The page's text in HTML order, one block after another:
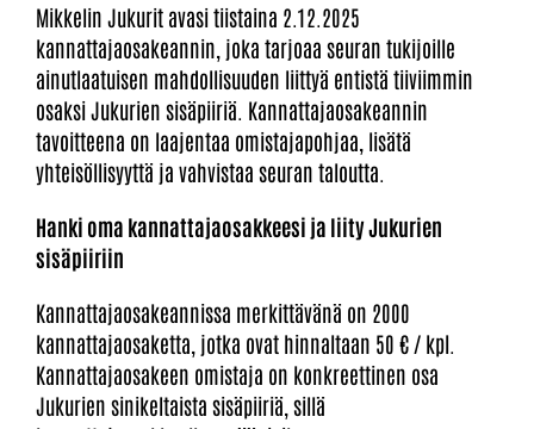
Mikkelin Jukurit avasi tiistaina 2.12.2025
kannattajaosakeannin, joka tarjoaa seuran tukijoille
ainutlaatuisen mahdollisuuden liittyä entistä tiiviimmin
osaksi Jukurien sisäpiiriä. Kannattajaosakeannin
tavoitteena on laajentaa omistajapohjaa, lisätä
yhteisöllisyyttä ja vahvistaa seuran taloutta.
Hanki oma kannattajaosakkeesi ja liity Jukurien
sisäpiiriin
Kannattajaosakeannissa merkittävänä on 2000
kannattajaosaketta, jotka ovat hinnaltaan 50 € / kpl.
Kannattajaosakeen omistaja on konkreettinen osa
Jukurien sinikeltaista sisäpiiriä, sillä